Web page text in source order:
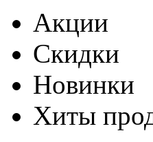
Акции
Скидки
Новинки
Хиты